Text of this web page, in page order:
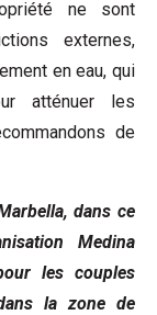
ne sont
externes,
en eau, qui
atténuer les
de
dans ce
Medina
les couples
la zone de